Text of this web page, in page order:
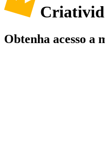
Obtenha acesso a